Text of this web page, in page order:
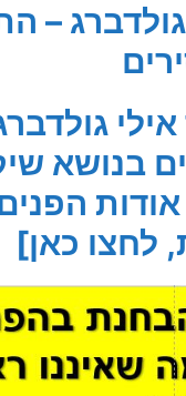
גולדברג –
בנושא
לחצו כאן]